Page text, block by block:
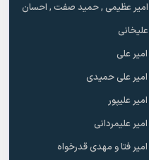
امیر عظیمی , حمید صفت , احسان
علیخانی
امیر علی
امیر علی حمیدی
امیر علیپور
امیر علیمردانی
امیر فتا و مهدی قدرخواه